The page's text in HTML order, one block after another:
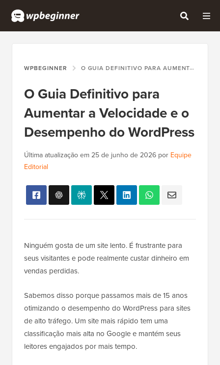
WPBEGINNER O GUIA DEFINITIVO PARA AUMENTAR A VELOCIDADE E O DESEMPENHO DO WORDPRESS
O Guia Definitivo para
Aumentar a Velocidade e o
Desempenho do WordPress
Última atualização em25 de junho de 2026 por Equipe
Editorial
Ninguém gosta de um site lento. É frustrante para
seus visitantes e pode realmente custar dinheiro em
vendas perdidas.
Sabemos disso porque passamos mais de 15 anos
otimizando o desempenho do WordPress para sites
de alto tráfego. Um site mais rápido tem uma
classificação mais alta no Google e mantém seus
leitores engajados por mais tempo.